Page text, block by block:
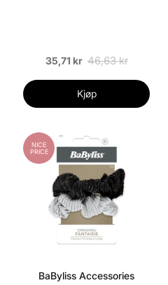
35,71 kr 46,63 kr
Kjøp
NICE
PRICE
BaByliss Accessories